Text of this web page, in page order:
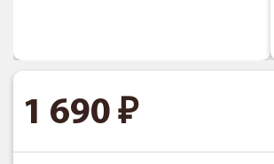
1 690